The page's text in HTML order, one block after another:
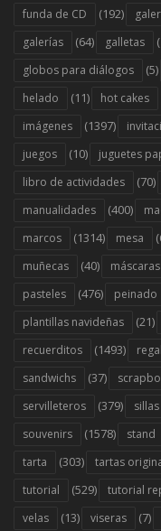
funda de CD (192)
galerías (64) galletas
globos para diálogos (5)
helado (11) hot cakes
imágenes (1397)
juegos (10) juguetes
libro de actividades (70)
manualidades (400)
marcos (1314) mesa
muñecas (40) máscaras
pasteles (476) peinado
plantillas navideñas (21)
recuerditos (1493)
sandwichs (37)
servilleteros (379) sillas
souvenirs (1578) stand
tarta (303) tartas
tutorial (529) tutorial
velas (13) viseras (7)